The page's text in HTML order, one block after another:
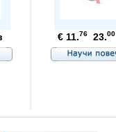
€ 11.7623.00